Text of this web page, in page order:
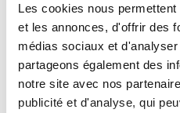
Les cookies nous
et les annonces, d'offrir des
médias sociaux et
partageons également des
notre site avec nos
publicité et d'analyse, qui
PAIEMENT SÉCURISÉ
CB, VISA, Mastercard, ALMA